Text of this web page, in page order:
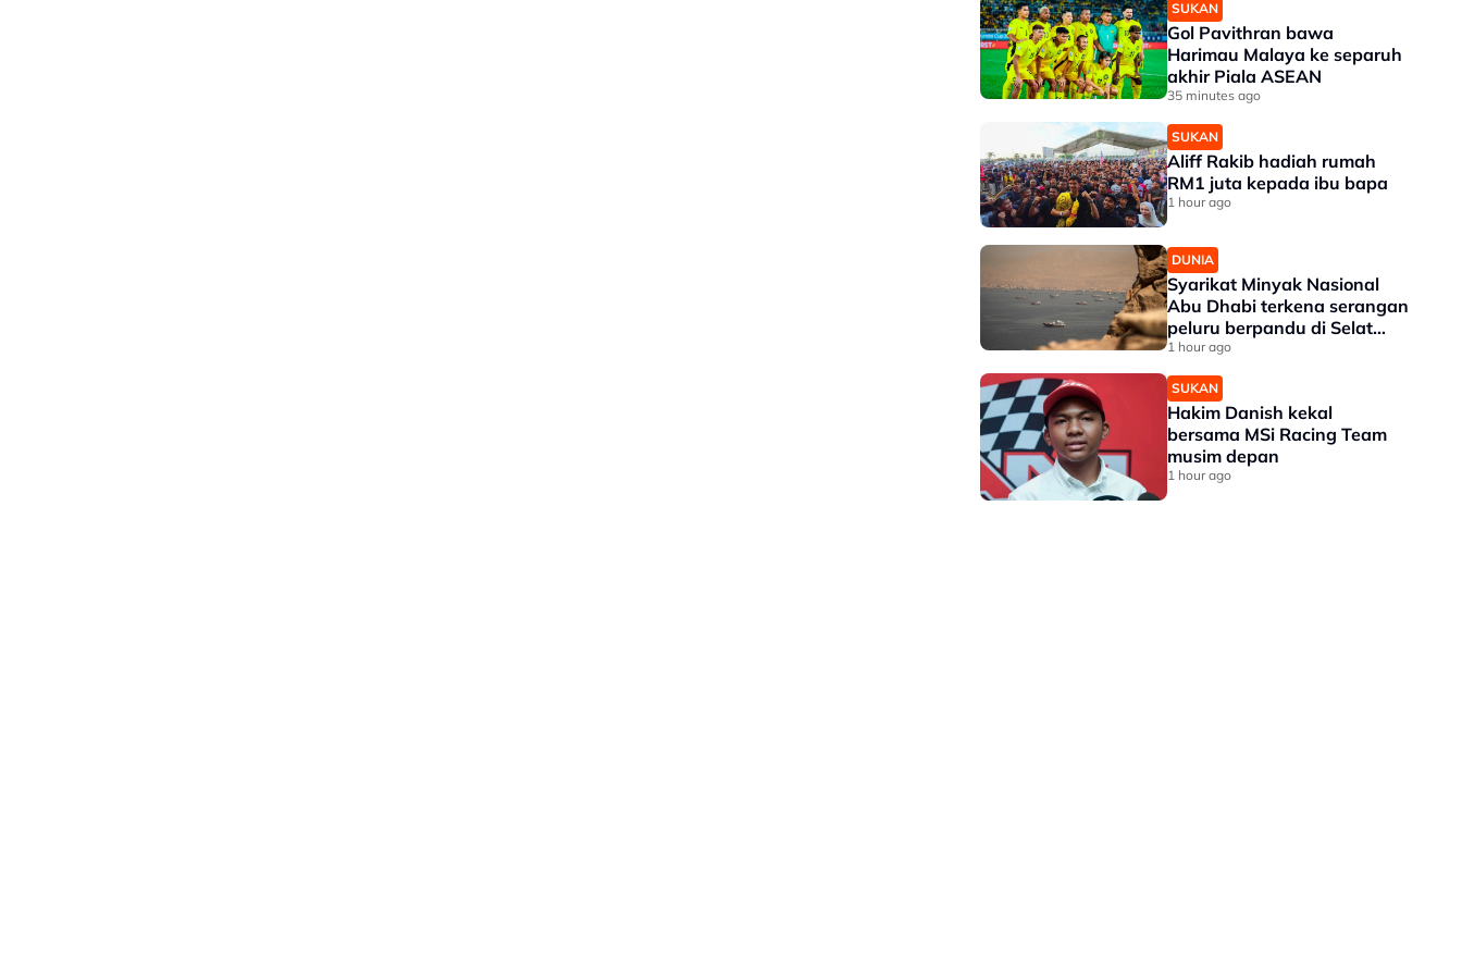
SUKAN
Gol Pavithran bawa
Harimau Malaya ke separuh
akhir Piala ASEAN
35 minutes ago
SUKAN
Aliff Rakib hadiah rumah
RM1 juta kepada ibu bapa
1 hour ago
DUNIA
Syarikat Minyak Nasional
Abu Dhabi terkena serangan
peluru berpandu di Selat
Hormuz
1 hour ago
SUKAN
Hakim Danish kekal
bersama MSi Racing Team
musim depan
1 hour ago